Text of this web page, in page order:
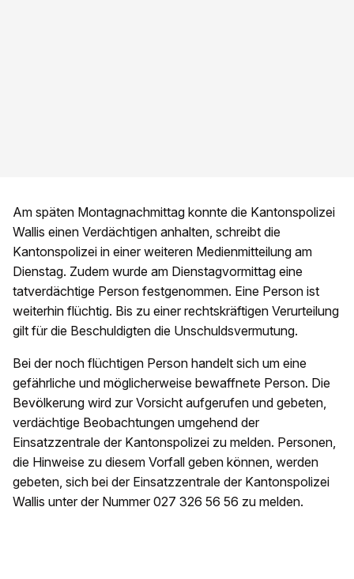
Am späten Montagnachmittag konnte die Kantonspolizei
Wallis einen Verdächtigen anhalten, schreibt die
Kantonspolizei in einer weiteren Medienmitteilung am
Dienstag. Zudem wurde am Dienstagvormittag eine
tatverdächtige Person festgenommen. Eine Person ist
weiterhin flüchtig. Bis zu einer rechtskräftigen Verurteilung
gilt für die Beschuldigten die Unschuldsvermutung.
Bei der noch flüchtigen Person handelt sich um eine
gefährliche und möglicherweise bewaffnete Person. Die
Bevölkerung wird zur Vorsicht aufgerufen und gebeten,
verdächtige Beobachtungen umgehend der
Einsatzzentrale der Kantonspolizei zu melden. Personen,
die Hinweise zu diesem Vorfall geben können, werden
gebeten, sich bei der Einsatzzentrale der Kantonspolizei
Wallis unter der Nummer 027 326 56 56 zu melden.